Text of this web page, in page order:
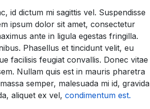
id dictum mi sagittis vel. Suspendisse
ipsum dolor sit amet, consectetur
ante in ligula egestas fringilla.
Phasellus et tincidunt velit, eu
facilisis feugiat convallis. Donec vitae
Nullam quis est in mauris pharetra
semper, malesuada mi id, gravida
aliquet ex vel, condimentum est.